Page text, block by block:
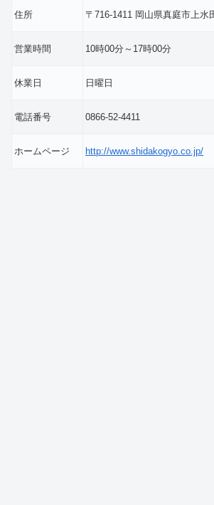
住所 〒716-1411 岡山県真庭市上
営業時間 10時00分～17時00分
休業日 日曜日
電話番号 0866-52-4411
ホームページ http://www.shidakogyo.co.jp/